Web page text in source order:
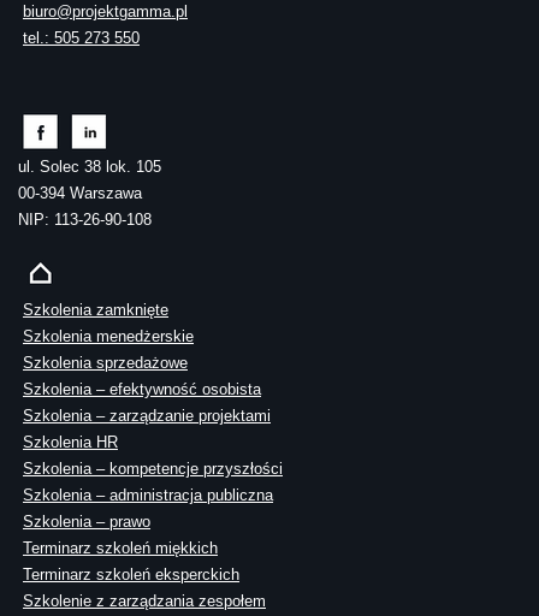
biuro@projektgamma.pl
tel.: 505 273 550
ul. Solec 38 lok. 105
00-394 Warszawa
NIP: 113-26-90-108
Szkolenia zamknięte
Szkolenia menedżerskie
Szkolenia sprzedażowe
Szkolenia – efektywność osobista
Szkolenia – zarządzanie projektami
Szkolenia HR
Szkolenia – kompetencje przyszłości
Szkolenia – administracja publiczna
Szkolenia – prawo
Terminarz szkoleń miękkich
Terminarz szkoleń eksperckich
Szkolenie z zarządzania zespołem